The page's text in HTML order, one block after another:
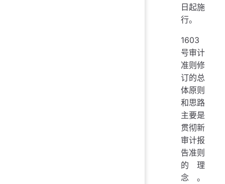
日起施
行。
1603
号审计
准则修
订的总
体原则
和思路
主要是
贯彻新
审计报
告准则
的理
念。